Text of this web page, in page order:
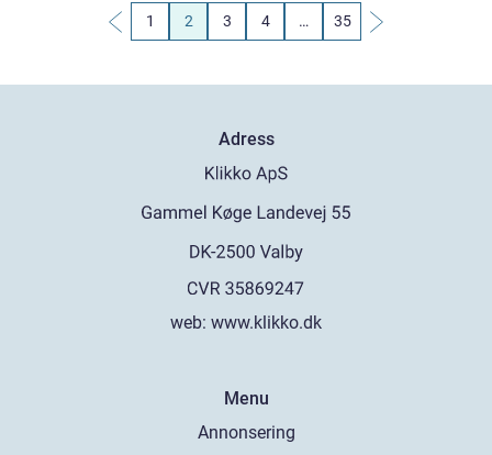
1 2 3 4 … 35
Adress
web: www.klikko.dk
Menu
Annonsering